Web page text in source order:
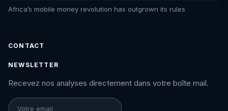
Africa’s mobile money revolution has outgrown its rules
CONTACT
NEWSLETTER
Recevez nos analyses directement dans votre boîte mail.